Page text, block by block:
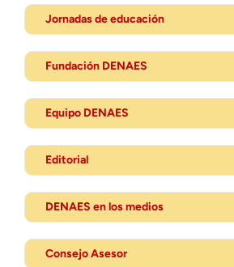
Jornadas de educación
Fundación DENAES
Equipo DENAES
Editorial
DENAES en los medios
Consejo Asesor